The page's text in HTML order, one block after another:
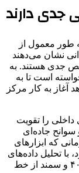
جدی دارند
طور معمول از
نشان می‌دهند
جدی هستند. به
است تا به
آغاز به کار مرکز
داخلی را تقویت
سوانح جاده‌ای
که ابزارهای
با تحلیل داده‌های
تصادف اقدام به حذف خودروهایی مانند پراید، ۴۰۵ و سمند از خط